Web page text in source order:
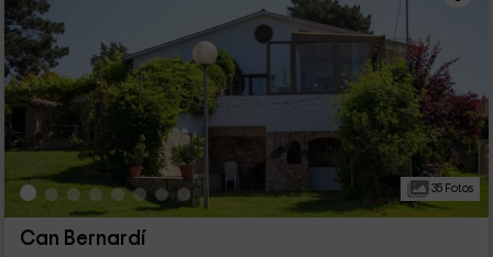
35 Fotos
Can Bernardí